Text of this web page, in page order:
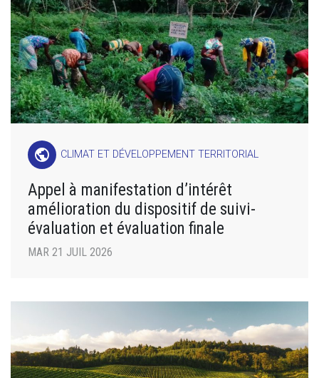
public CLIMAT ET DÉVELOPPEMENT TERRITORIAL
Appel à manifestation d’intérêt
amélioration du dispositif de suivi-
évaluation et évaluation finale
MAR 21 JUIL 2026